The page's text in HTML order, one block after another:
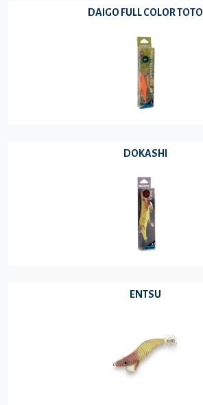
DAIGO FULL COLOR TOTO
DOKASHI
ENTSU